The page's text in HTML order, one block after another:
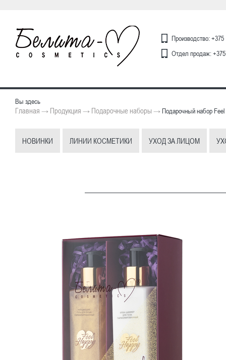
Производство:
Отдел продаж:
Вы здесь
Главная → Продукция → Подарочные наборы → Подарочный набор
НОВИНКИ ЛИНИИ КОСМЕТИКИ УХОД ЗА ЛИЦОМ